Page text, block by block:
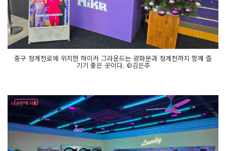
중구 청계천로에 위치한 하이커 그라운드는 광화문과 청계천까지 함께 즐
기기 좋은 곳이다. ©김은주